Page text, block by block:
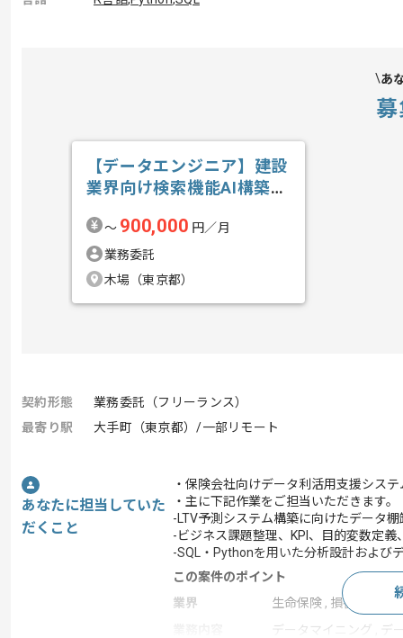
あ
【データエンジニア】建設
業界向け検索機能AI構築の
〜 900,000 円／月
業務委託
木場（東京都）
契約形態
業務委託（フリーランス）
最寄り駅
大手町（東京都）/一部リモート
あなたに担当していた
だくこと
・保険会社向けデータ利活用支援シス
・主に下記作業をご担当いただきます。
-LTV予測システム構築に向けたデータ
-ビジネス課題整理、KPI、目的変数定義
-SQL・Pythonを用いた分析設計および
この案件のポイント
業界
生命保険 , 損害保険
データマイニング , デ